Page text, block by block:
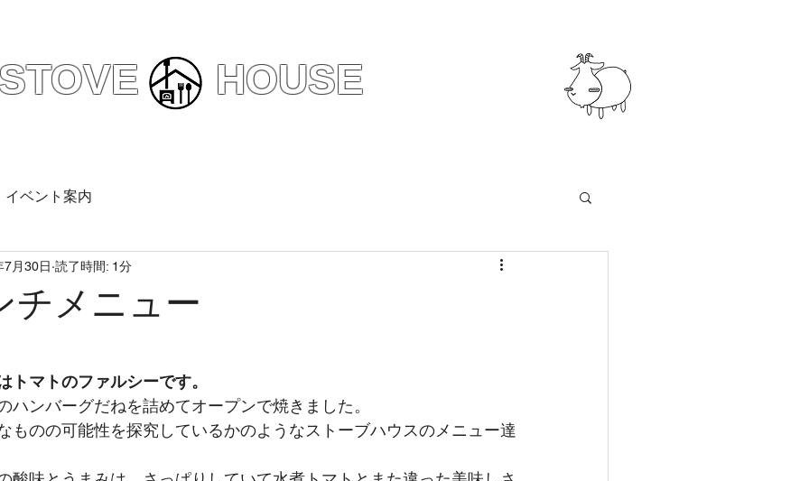
HOUSE
イベント案内
チメニュー
7月30日 読了時間: 1分
トマトのファルシーです。
ハンバーグだねを詰めてオープンで焼きました。
ものの可能性を探究しているかのようなストーブハウスのメニュー達